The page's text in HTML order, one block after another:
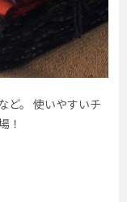
ど。 使いやすいチ
！